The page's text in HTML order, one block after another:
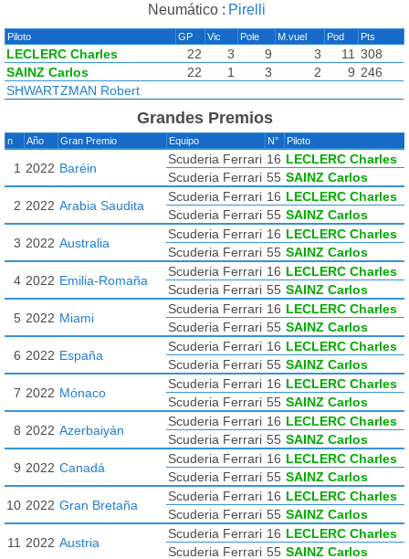
Neumático : Pirelli
Piloto GP Vic Pole M.vuel Pod Pts
LECLERC Charles 22 3 9 3 11 308
SAINZ Carlos
22 1 3 2 9 246
SHWARTZMAN Robert
Grandes Premios
n Año Gran Premio Equipo N° Piloto
1 2022 Baréin
Scuderia Ferrari 16 LECLERC Charles
Scuderia Ferrari 55 SAINZ Carlos
2 2022 Arabia Saudita
Scuderia Ferrari 16 LECLERC Charles
Scuderia Ferrari 55 SAINZ Carlos
3 2022 Australia
Scuderia Ferrari 16 LECLERC Charles
Scuderia Ferrari 55 SAINZ Carlos
4 2022 Emilia-Romaña
Scuderia Ferrari 16 LECLERC Charles
Scuderia Ferrari 55 SAINZ Carlos
5 2022 Miami
Scuderia Ferrari 16 LECLERC Charles
Scuderia Ferrari 55 SAINZ Carlos
6 2022 España
Scuderia Ferrari 16 LECLERC Charles
Scuderia Ferrari 55 SAINZ Carlos
7 2022 Mónaco
Scuderia Ferrari 16 LECLERC Charles
Scuderia Ferrari 55 SAINZ Carlos
8 2022 Azerbaiyán
Scuderia Ferrari 16 LECLERC Charles
Scuderia Ferrari 55 SAINZ Carlos
9 2022 Canadá
Scuderia Ferrari 16 LECLERC Charles
Scuderia Ferrari 55 SAINZ Carlos
10 2022 Gran Bretaña
Scuderia Ferrari 16 LECLERC Charles
Scuderia Ferrari 55 SAINZ Carlos
11 2022 Austria
Scuderia Ferrari 16 LECLERC Charles
Scuderia Ferrari 55 SAINZ Carlos